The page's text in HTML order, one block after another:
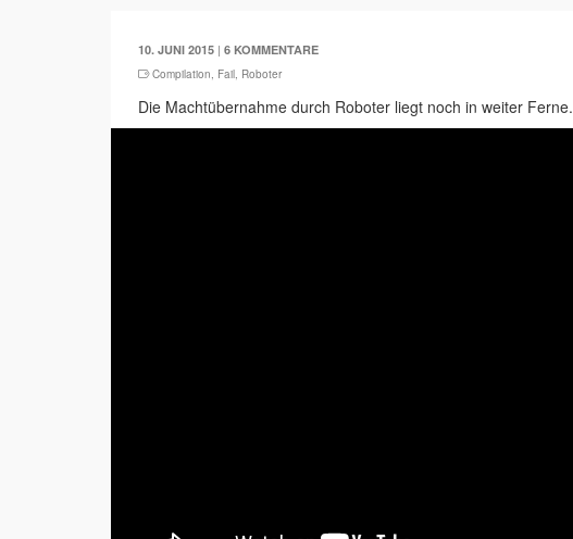
10. JUNI 2015 | 6 KOMMENTARE
Compilation, Fail, Roboter
Die Machtübernahme durch Roboter liegt noch in weiter Ferne.